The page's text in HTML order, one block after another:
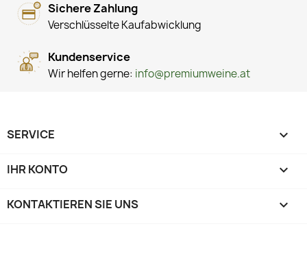
Sichere Zahlung
Verschlüsselte Kaufabwicklung
Kundenservice
Wir helfen gerne: info@premiumweine.at
SERVICE 
IHR KONTO 
KONTAKTIEREN SIE UNS keyboard_arrow_down